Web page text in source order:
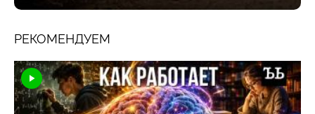
РЕКОМЕНДУЕМ